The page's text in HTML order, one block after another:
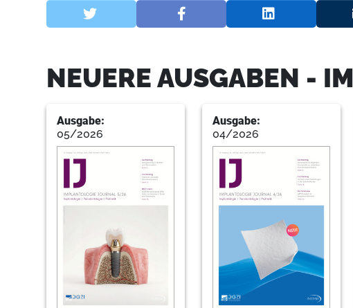
NEUERE AUSGABEN -
Ausgabe:
05/2026
Ausgabe:
04/2026